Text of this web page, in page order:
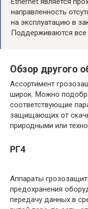
направленность
на эксплуатацию в
Поддерживаются все
Обзор другого
Ассортимент
широк. Можно
соответствующие
защищающих от
природными или
РГ4
Аппараты
предохранения
передачу данных в